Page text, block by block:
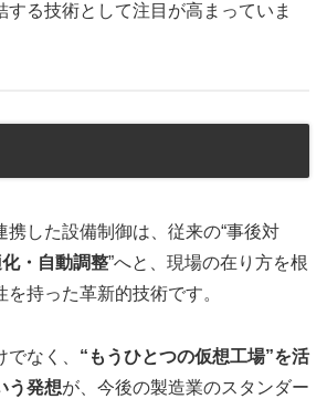
する技術として注目が高まっていま
携した設備制御は、従来の“事後対
・自動調整”へと、現場の在り方を根
持った革新的技術です。
なく、 “もうひとつの仮想工場”を活
う発想が、今後の製造業のスタンダー